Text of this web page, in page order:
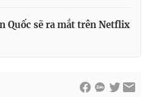
Quốc sẽ ra mắt trên Netflix